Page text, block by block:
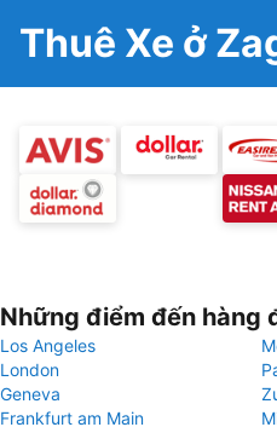
Thuê Xe ở
Những điểm đến hàng
Los Angeles
London
Geneva
Frankfurt am Main